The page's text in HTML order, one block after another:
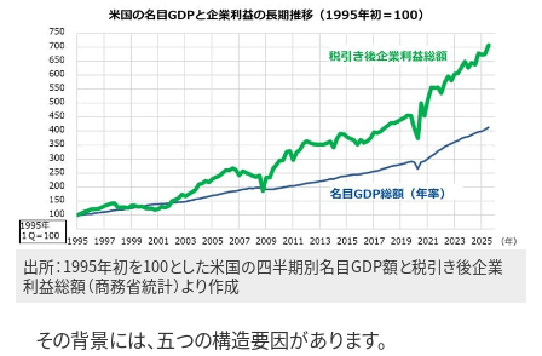
出所：1995年初を100とした米国の四半期別名目GDP額と税引き後企業
利益総額（商務省統計）より作成
その背景には、五つの構造要因があります。